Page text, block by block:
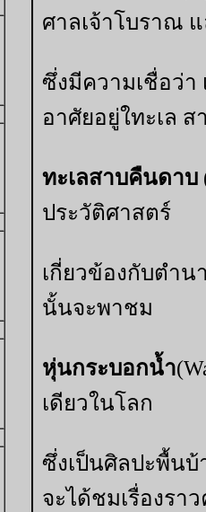
ศาลเจ้าโบราณ
ซึ่งมีความเชื่อว่า
อาศัยอยู่ใทะเล
ทะเลสาบคืนดาบ
ประวัติศาสตร์
เกี่ยวข้องกับตำน
นั้นจะพาชม
หุ่นกระบอกน้ำ
เดียวในโลก
ซึ่งเป็นศิลปะพื้น
จะได้ชมเรื่องรา